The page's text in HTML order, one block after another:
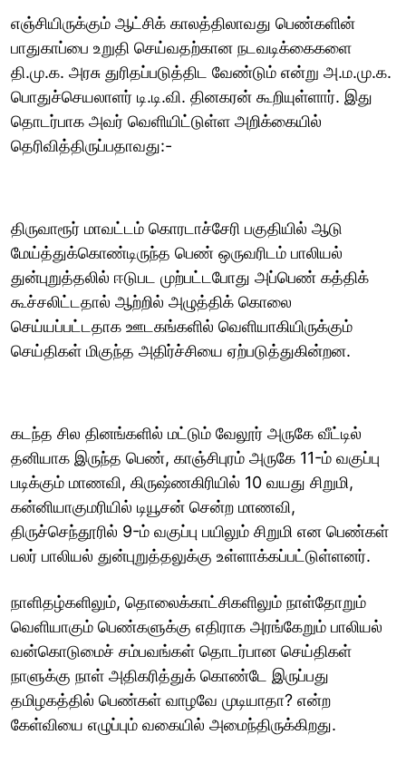
எஞ்சியிருக்கும் ஆட்சிக் காலத்திலாவது பெண்களின்
பாதுகாப்பை உறுதி செய்வதற்கான நடவடிக்கைகளை
தி.மு.க. அரசு துரிதப்படுத்திட வேண்டும் என்று அ.ம.மு.க.
பொதுச்செயலாளர் டி.டி.வி. தினகரன் கூறியுள்ளார். இது
தொடர்பாக அவர் வெளியிட்டுள்ள அறிக்கையில்
தெரிவித்திருப்பதாவது:-
திருவாரூர் மாவட்டம் கொரடாச்சேரி பகுதியில் ஆடு
மேய்த்துக்கொண்டிருந்த பெண் ஒருவரிடம் பாலியல்
துன்புறுத்தலில் ஈடுபட முற்பட்டபோது அப்பெண் கத்திக்
கூச்சலிட்டதால் ஆற்றில் அழுத்திக் கொலை
செய்யப்பட்டதாக ஊடகங்களில் வெளியாகியிருக்கும்
செய்திகள் மிகுந்த அதிர்ச்சியை ஏற்படுத்துகின்றன.
கடந்த சில தினங்களில் மட்டும் வேலூர் அருகே வீட்டில்
தனியாக இருந்த பெண், காஞ்சிபுரம் அருகே 11-ம் வகுப்பு
படிக்கும் மாணவி, கிருஷ்ணகிரியில் 10 வயது சிறுமி,
கன்னியாகுமரியில் டியூசன் சென்ற மாணவி,
திருச்செந்தூரில் 9-ம் வகுப்பு பயிலும் சிறுமி என பெண்கள்
பலர் பாலியல் துன்புறுத்தலுக்கு உள்ளாக்கப்பட்டுள்ளனர்.
நாளிதழ்களிலும், தொலைக்காட்சிகளிலும் நாள்தோறும்
வெளியாகும் பெண்களுக்கு எதிராக அரங்கேறும் பாலியல்
வன்கொடுமைச் சம்பவங்கள் தொடர்பான செய்திகள்
நாளுக்கு நாள் அதிகரித்துக் கொண்டே இருப்பது
தமிழகத்தில் பெண்கள் வாழவே முடியாதா? என்ற
கேள்வியை எழுப்பும் வகையில் அமைந்திருக்கிறது.